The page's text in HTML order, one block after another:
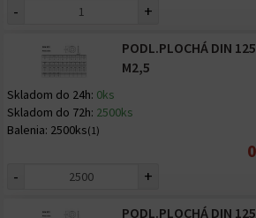
- +
PODL.PLOCHÁ DIN
M2,5
Skladom do 24h: 0ks
Skladom do 72h: 2500ks
Balenia: 2500ks(1)
- +
PODL.PLOCHÁ DIN